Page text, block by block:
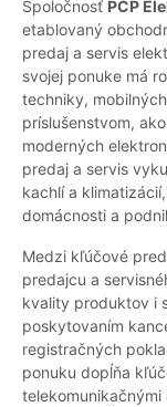
Spoločnosť PCP
etablovaný
predaj a servis
svojej ponuke má
techniky,
príslušenstvom,
moderných
predaj a servis
kachlí a
domácnosti a
Medzi kľúčové
predajcu a
kvality produktov i
poskytovaním
registračných
ponuku dopĺňa
telekomunikačnými